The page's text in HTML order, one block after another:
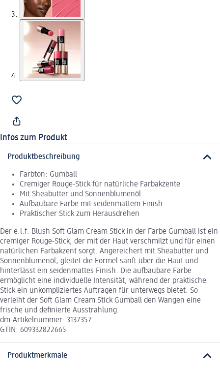
Infos zum Produkt
Produktbeschreibung
Farbton: Gumball
Cremiger Rouge-Stick für natürliche Farbakzente
Mit Sheabutter und Sonnenblumenöl
Aufbaubare Farbe mit seidenmattem Finish
Praktischer Stick zum Herausdrehen
Der e.l.f. Blush Soft Glam Cream Stick in der Farbe Gumball ist ein
cremiger Rouge-Stick, der mit der Haut verschmilzt und für einen
natürlichen Farbakzent sorgt. Angereichert mit Sheabutter und
Sonnenblumenöl, gleitet die Formel sanft über die Haut und
hinterlässt ein seidenmattes Finish. Die aufbaubare Farbe
ermöglicht eine individuelle Intensität, während der praktische
Stick ein unkompliziertes Auftragen für unterwegs bietet. So
verleiht der Soft Glam Cream Stick Gumball den Wangen eine
frische und definierte Ausstrahlung.
dm-Artikelnummer: 3137357
GTIN: 609332822665
Produktmerkmale